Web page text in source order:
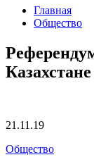
Главная
Общество
Казахстане
21.11.19
Общество